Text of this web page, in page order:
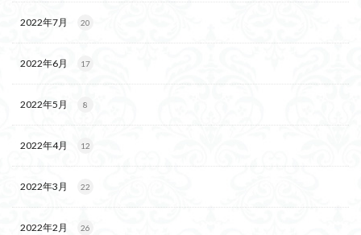
2022年7月 20
2022年6月 17
2022年5月 8
2022年4月 12
2022年3月 22
2022年2月 26